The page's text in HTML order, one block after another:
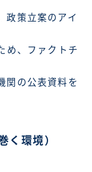
政策立案のアイ
め、ファクトチ
関の公表資料を
く環境）